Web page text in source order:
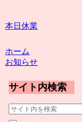
本日休業
ホーム
お知らせ
サイト内検索